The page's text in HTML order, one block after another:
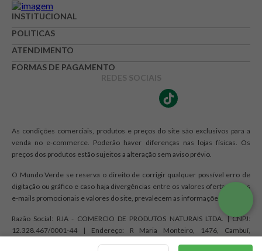
INSTITUCIONAL
POLITICAS
ATENDIMENTO
FORMAS DE PAGAMENTO
REDES SOCIAIS
As condições comerciais, produtos e preços do site são exclusivos para a
venda no e-commerce. Poderão haver diferenças nas lojas físicas. Os
preços dos produtos estão sujeitos a alteração sem aviso prévio.
O Mundo Verde se reserva o direito de corrigir qualquer possível erro de
digitação ou gráfico e caso haja divergências entre os valores ofertados nos
e-mails promocionais e valores do site, prevalecem as informações do site.
Razão Social: RJA - COMERCIO DE PRODUTOS NATURAIS LTDA. | CNPJ:
12.328.467/0001-44 | Endereço: R Maria Monteiro, 1476, Cambuí,
Campinas, SP CEP 13025-150